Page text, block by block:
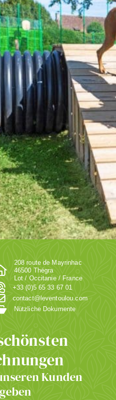
208 route de Mayrinhac
46500 Thégra
Lot / Occitanie / France
+33 (0)5 65 33 67 01
contact@leventoulou.com
Nützliche Dokumente
Kunden